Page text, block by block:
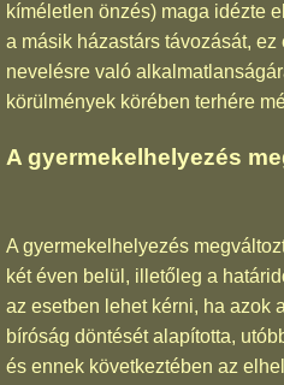
kíméletlen önzés) maga idézte
a másik házastárs távozását,
nevelésre való
körülmények körében terhére
A gyermekelhelyezés
A gyermekelhelyezés
két éven belül, illetőleg a
az esetben lehet kérni, ha azok
bíróság döntését alapította,
és ennek következtében az